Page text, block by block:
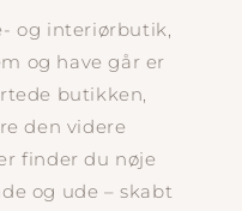
og interiørbutik,
og have går er
butikken,
den videre
finder du nøje
og ude – skabt